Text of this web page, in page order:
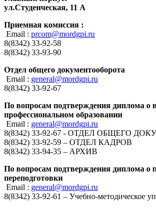
ул.Студенческая, 11 А
Приемная комиссия :
Email : prcom@mordgpi.ru
8(8342) 33-92-58
8(8342) 33-93-90
Отдел общего документооборота
Email : general@mordgpi.ru
8(8342) 33-92-67
По вопросам подтверждения диплома о
профессиональном образовании
Email : general@mordgpi.ru
8(8342) 33-92-67 - ОТДЕЛ ОБЩЕГО
8(8342) 33-92-59 – ОТДЕЛ КАДРОВ
8(8342) 33-94-35 – АРХИВ
По вопросам подтверждения диплома о
переподготовки
Email : general@mordgpi.ru
8(8342) 33-92-61 – Учебно-методическое